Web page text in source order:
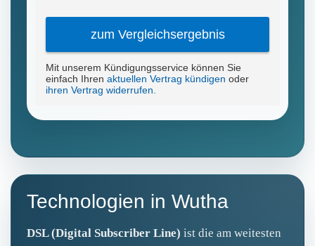
Technologien in Wutha
DSL (Digital Subscriber Line) ist die am weitesten